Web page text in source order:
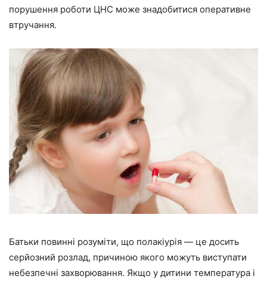
порушення роботи ЦНС може знадобитися оперативне
втручання.
Батьки повинні розуміти, що полакіурія — це досить
серйозний розлад, причиною якого можуть виступати
небезпечні захворювання. Якщо у дитини температура і